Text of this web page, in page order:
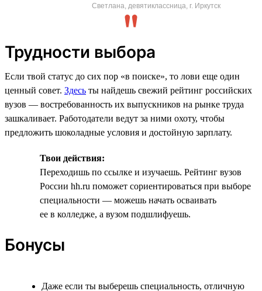
Светлана, девятиклассница, г. Иркутск
Трудности выбора
Если твой статус до сих пор «в поиске», то лови еще один
ценный совет. Здесь ты найдешь свежий рейтинг российских
вузов — востребованность их выпускников на рынке труда
зашкаливает. Работодатели ведут за ними охоту, чтобы
предложить шоколадные условия и достойную зарплату.
Твои действия:
Переходишь по ссылке и изучаешь. Рейтинг вузов
России hh.ru поможет сориентироваться при выборе
специальности — можешь начать осваивать
ее в колледже, а вузом подшлифуешь.
Бонусы
Даже если ты выберешь специальность, отличную